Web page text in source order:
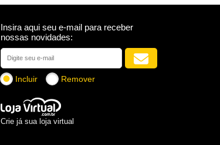
Insira aqui seu e-mail para receber
nossas novidades:
Incluir Remover
Crie já sua loja virtual